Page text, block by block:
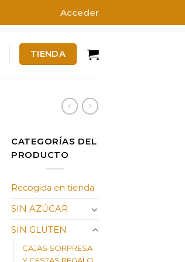
Acceder
TIENDA
CATEGORÍAS DEL
PRODUCTO
Recogida en tienda
SIN AZÚCAR
SIN GLUTEN
CAJAS SORPRESA